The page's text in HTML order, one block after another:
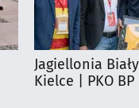
Jagiellonia
Kielce | PKO